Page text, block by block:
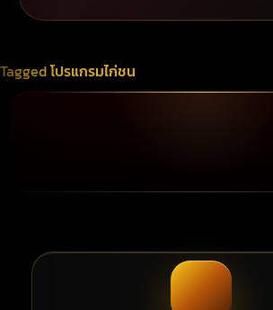
Taggedโปรแกรมไก่ชน